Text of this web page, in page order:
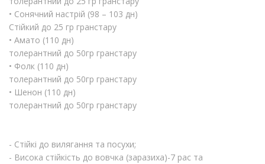
• Сонячний настрій (98 – 103 дн)
Стійкий до 25 гр гранстару
• Амато (110 дн)
толерантний до 50гр гранстару
• Фолк (110 дн)
толерантний до 50гр гранстару
• Шенон (110 дн)
толерантний до 50гр гранстару
- Стійкі до вилягання та посухи;
- Висока стійкість до вовчка (заразиха)-7 рас та